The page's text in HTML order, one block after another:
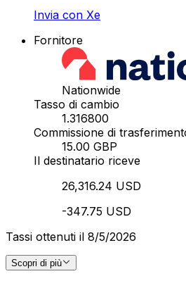
Invia con Xe
Fornitore
Nationwide
Tasso di cambio
1.316800
Commissione di
15.00 GBP
Il destinatario riceve
26,316.24 USD
-347.75 USD
Tassi ottenuti il 8/5/2026
Scopri di più